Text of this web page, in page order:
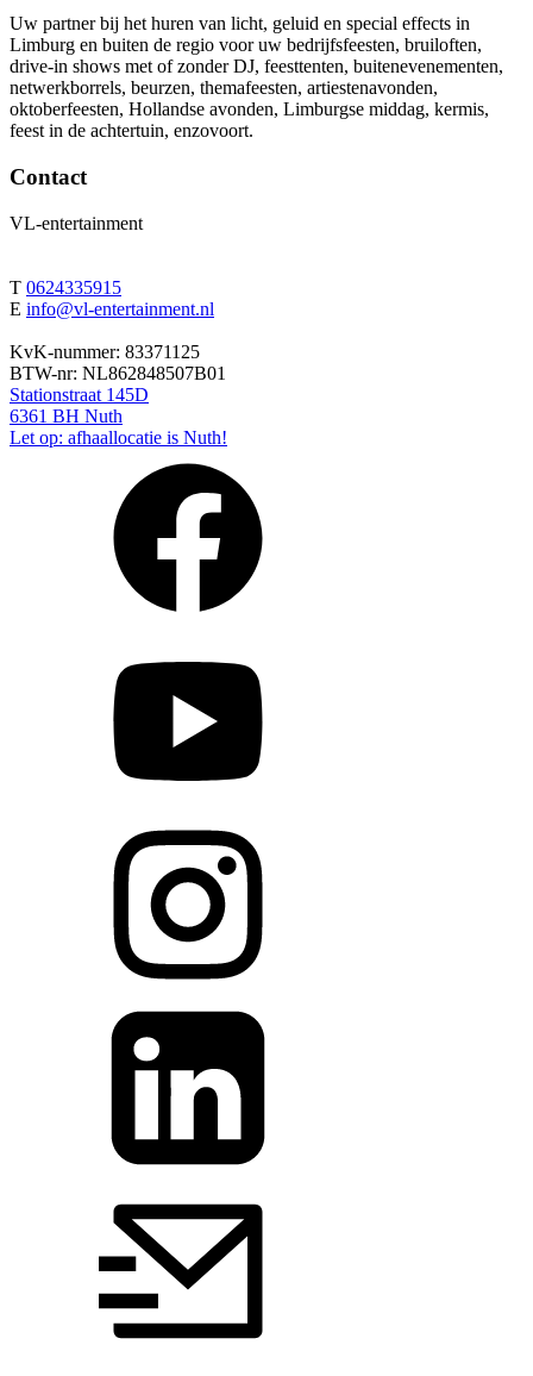
Uw partner bij het huren van licht, geluid en special effects in
Limburg en buiten de regio voor uw bedrijfsfeesten, bruiloften,
drive-in shows met of zonder DJ, feesttenten, buitenevenementen,
netwerkborrels, beurzen, themafeesten, artiestenavonden,
oktoberfeesten, Hollandse avonden, Limburgse middag, kermis,
feest in de achtertuin, enzovoort.
Contact
VL-entertainment
T 0624335915
E info@vl-entertainment.nl
KvK-nummer: 83371125
BTW-nr: NL862848507B01
Stationstraat 145D
6361 BH Nuth
Let op: afhaallocatie is Nuth!